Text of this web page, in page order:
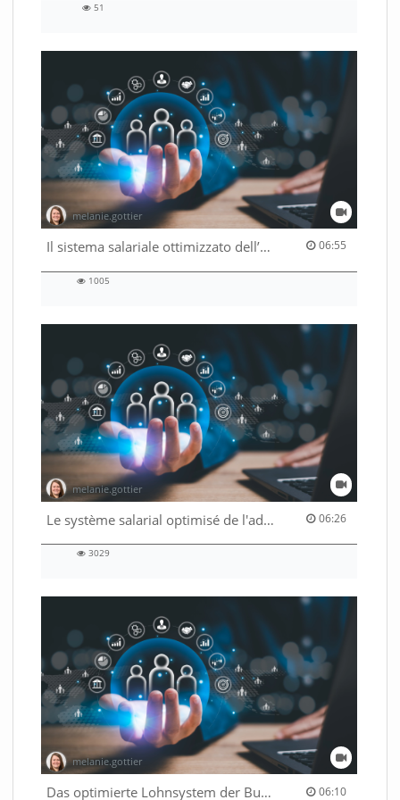
51
melanie.gottier
Il sistema salariale ottimizzato dell’Amministrazione federale 06:55
06:55 duration
1005
melanie.gottier
Le système salarial optimisé de l'administration fédérale 06:26
06:26 duration
3029
melanie.gottier
Das optimierte Lohnsystem der Bundesverwaltung 06:10
06:10 duration